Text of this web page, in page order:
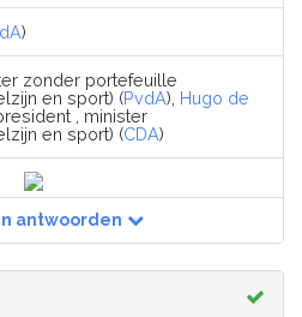
)
zonder portefeuille
en sport) (PvdA), Hugo de
, minister
en sport) (CDA)
antwoorden